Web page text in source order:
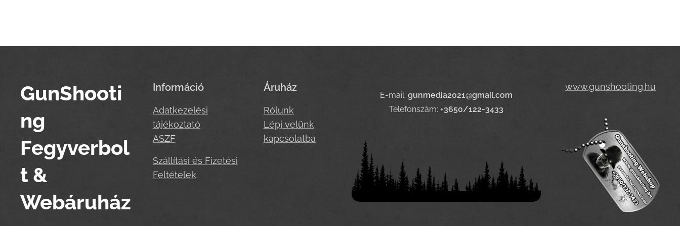
GunShooti
ng
Fegyverbol
t &
Webáruház
Információ
Adatkezelési
tájékoztató
ASZF
Szállítási és Fizetési
Feltételek
Áruház
Rólunk
Lépj velünk
kapcsolatba
E-mail:gunmedia2021@gmail.com
Telefonszám:+3650/122-3433
www.gunshooting.hu